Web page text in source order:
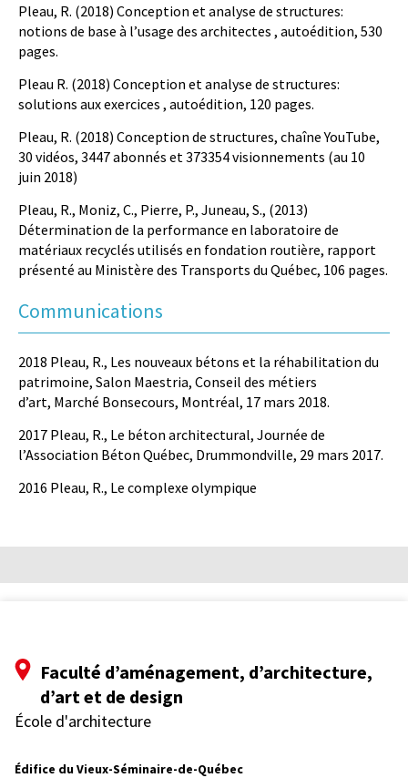
Pleau, R. (2018) Conception et analyse de structures:
notions de base à l’usage des architectes , autoédition, 530
pages.
Pleau R. (2018) Conception et analyse de structures:
solutions aux exercices , autoédition, 120 pages.
Pleau, R. (2018) Conception de structures, chaîne YouTube,
30 vidéos, 3447 abonnés et 373354 visionnements (au 10
juin 2018)
Pleau, R., Moniz, C., Pierre, P., Juneau, S., (2013)
Détermination de la performance en laboratoire de
matériaux recyclés utilisés en fondation routière, rapport
présenté au Ministère des Transports du Québec, 106 pages.
Communications
2018 Pleau, R., Les nouveaux bétons et la réhabilitation du
patrimoine, Salon Maestria, Conseil des métiers
d’art, Marché Bonsecours, Montréal, 17 mars 2018.
2017 Pleau, R., Le béton architectural, Journée de
l’Association Béton Québec, Drummondville, 29 mars 2017.
2016 Pleau, R., Le complexe olympique
Faculté d’aménagement, d’architecture,
d’art et de design
École d'architecture
Édifice du Vieux-Séminaire-de-Québec